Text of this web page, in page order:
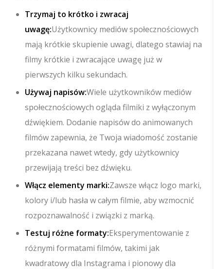
Trzymaj to krótko i zwracaj
uwagę:Użytkownicy mediów społecznościowych
mają krótkie skupienie uwagi, dlatego stawiaj na
filmy krótkie i zwracające uwagę już w
pierwszych kilku sekundach.
Używaj napisów:Wiele użytkowników mediów
społecznościowych ogląda filmiki z wyłączonym
dźwiękiem. Dodanie napisów do animowanych
filmów zapewnia, że Twoja wiadomość zostanie
przekazana nawet wtedy, gdy użytkownicy
przewijają treści bez dźwięku.
Włącz elementy marki:Zawsze włącz logo marki,
kolory i/lub hasła w całym filmie, aby wzmocnić
rozpoznawalność i związki z marką.
Testuj różne formaty:Eksperymentowanie z
różnymi formatami filmów, takimi jak
kwadratowy dla Instagrama i pionowy dla